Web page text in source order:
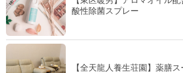
酸性除菌スプレー
【全天龍人養生荘園】薬膳